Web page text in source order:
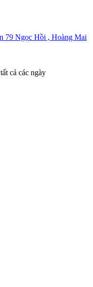
79 Ngọc Hồi , Hoàng Mai
cả các ngày